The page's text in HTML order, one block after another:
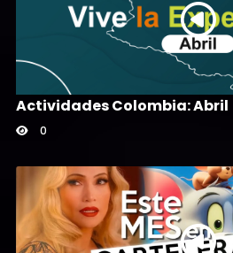
Actividades Colombia: Abril
0